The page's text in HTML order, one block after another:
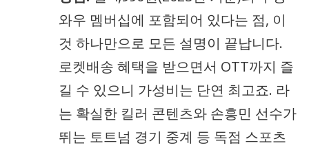
와우 멤버십에 포함되어 있다는 점, 이
것 하나만으로 모든 설명이 끝납니다.
로켓배송 혜택을 받으면서 OTT까지 즐
길 수 있으니 가성비는 단연 최고죠. 라
는 확실한 킬러 콘텐츠와 손흥민 선수가
뛰는 토트넘 경기 중계 등 독점 스포츠